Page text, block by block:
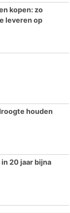
kopen: zo
leveren op
houden
20 jaar bijna